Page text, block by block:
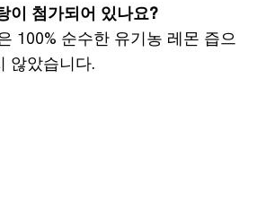
이 첨가되어 있나요?
100% 순수한 유기농 레몬 즙으
않았습니다.